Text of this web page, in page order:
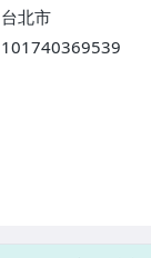
台北市
101740369539